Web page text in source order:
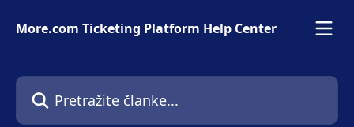
More.com Ticketing Platform Help Center
Pretražite članke...